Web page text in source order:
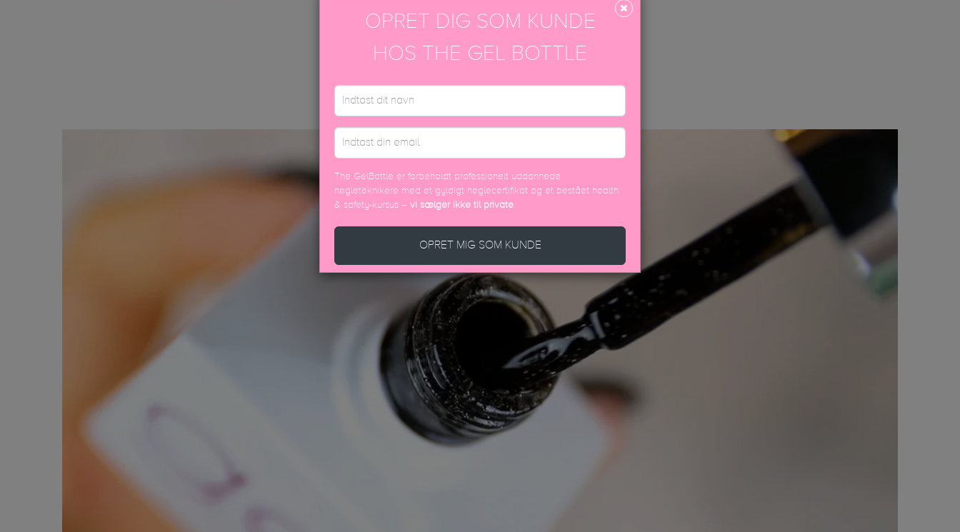
DISCOVER MORE
OPRET DIG SOM KUNDE
HOS THE GEL BOTTLE
The GelBottle er forbeholdt professionelt uddannede
negleteknikere med et gyldigt neglecertifikat og et bestået health
& safety-kursus – vi sælger ikke til private.
OPRET MIG SOM KUNDE